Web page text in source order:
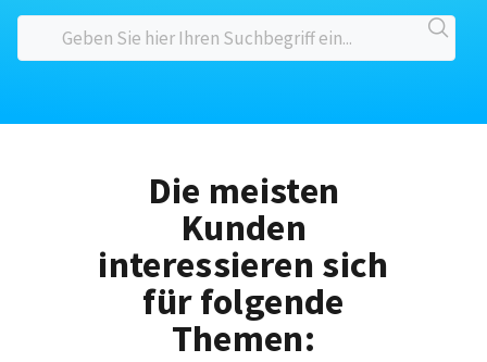
Die meisten
Kunden
interessieren sich
für folgende
Themen: